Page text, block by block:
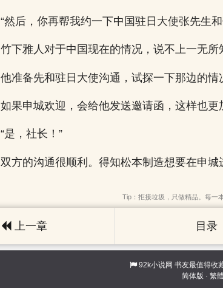
“然后，你再帮我约一下中国驻日大使张先生
竹下雅人对于中国现在的情况，说不上一无所
他准备先和驻日大使沟通，试探一下那边的情
如果申城欢迎，会给他发送邀请函，这样也更
“是，社长！”
双方的沟通很顺利。得知松本制造想要在申城
Tip：拒接垃圾，只做精品。每一
上一章 目录
92k小说网 书友最值得收
简体版 · 繁